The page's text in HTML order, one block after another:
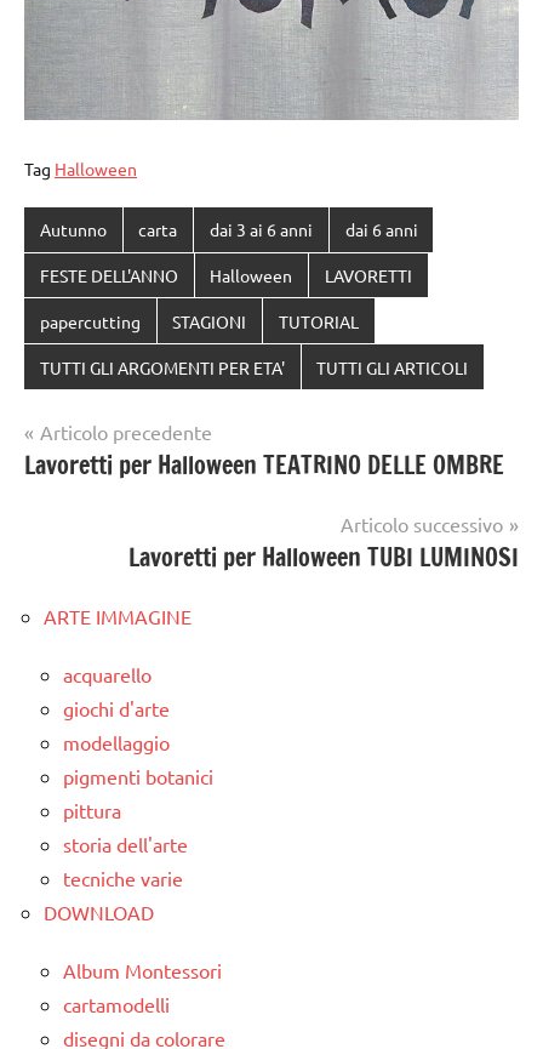
Tag Halloween
Autunno carta dai 3 ai 6 anni dai 6 anni
FESTE DELL'ANNO Halloween LAVORETTI
papercutting STAGIONI TUTORIAL
TUTTI GLI ARGOMENTI PER ETA' TUTTI GLI ARTICOLI
Navigazione
articoli
Articolo precedente
Lavoretti per Halloween TEATRINO DELLE OMBRE
Articolo successivo
Lavoretti per Halloween TUBI LUMINOSI
ARTE IMMAGINE
acquarello
giochi d'arte
modellaggio
pigmenti botanici
pittura
storia dell'arte
tecniche varie
DOWNLOAD
Album Montessori
cartamodelli
disegni da colorare